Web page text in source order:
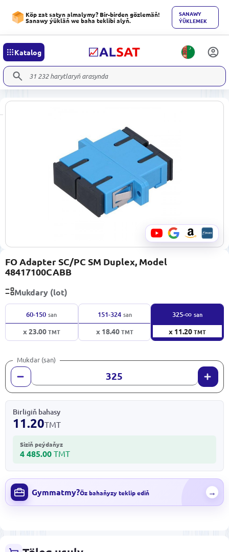
Köp zat satyn almalymy? Bir-birden gözlemäň!
Sanawy ýükläň we baha teklibi alyň.
SANAWY
ÝÜKLEMEK
Katalog
FO Adapter SC/PC SM Duplex, Model
48417100CABB
Mukdary (lot)
60-150 san
x 23.00TMT
151-324 san
x 18.40TMT
325-∞ san
x 11.20TMT
Mukdar (san)
Birligiň bahasy
11.20TMT
Siziň peýdaňyz
4 485.00 TMT
Gymmatmy?Öz bahaňyzy teklip ediň →